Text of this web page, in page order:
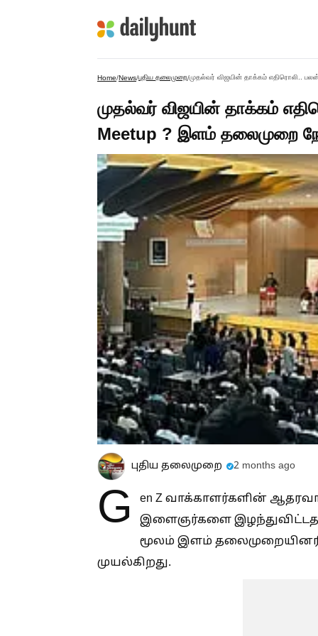
Home/News/புதிய தலைமுறை/முதல்வர் விஜயின் தாக்கம் எதிரொலி..
முதல்வர் விஜயின் தாக்கம்
Meetup ? இளம் தலைமுறை
புதிய தலைமுறை 2 months ago
G
en Z வாக்காளர்களின்
இளைஞர்களை இழந்துவிட்டதாக
மூலம் இளம்
முயல்கிறது.